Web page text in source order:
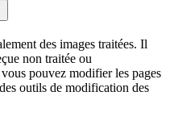
des images traitées. Il
non traitée ou
pouvez modifier les pages
outils de modification des